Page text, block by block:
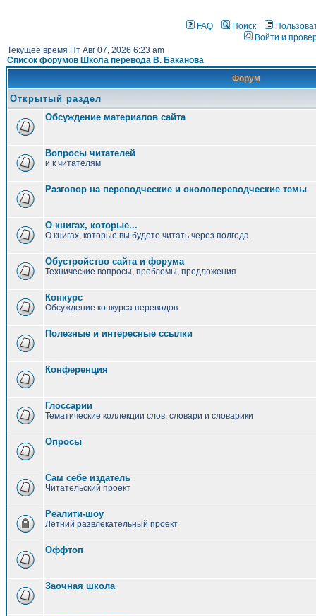
FAQ Поиск
Войти и
Текущее время Пт Авг 07, 2026 6:23 am
Список форумов Школа перевода В. Баканова
Форум
Открытый раздел
Обсуждение материалов сайта
Вопросы читателей
и к читателям
Разговор на переводческие и околопереводческие темы
О книгах, которые...
О книгах, которые вы будете читать через полгода
Обустройство сайта и форума
Технические вопросы, проблемы, предложения
Конкурс
Обсуждение конкурса переводов
Полезные и интересные ссылки
Конференция
Глоссарии
Тематические коллекции слов, словари и словарики
Опросы
Сам себе издатель
Читательский проект
Реалити-шоу
Летний развлекательный проект
Оффтоп
Заочная школа